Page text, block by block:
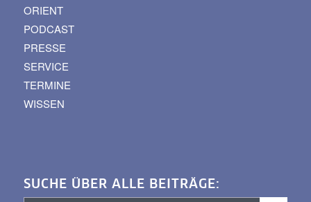
ORIENT
PODCAST
PRESSE
SERVICE
TERMINE
WISSEN
SUCHE ÜBER ALLE BEITRÄGE: